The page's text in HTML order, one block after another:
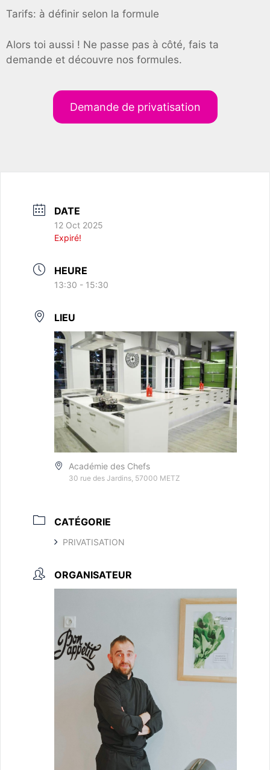
Tarifs: à définir selon la formule
Alors toi aussi ! Ne passe pas à côté, fais ta
demande et découvre nos formules.
Demande de privatisation
DATE
12 Oct 2025
Expiré!
HEURE
13:30 - 15:30
LIEU
Académie des Chefs
30 rue des Jardins, 57000 METZ
CATÉGORIE
PRIVATISATION
ORGANISATEUR